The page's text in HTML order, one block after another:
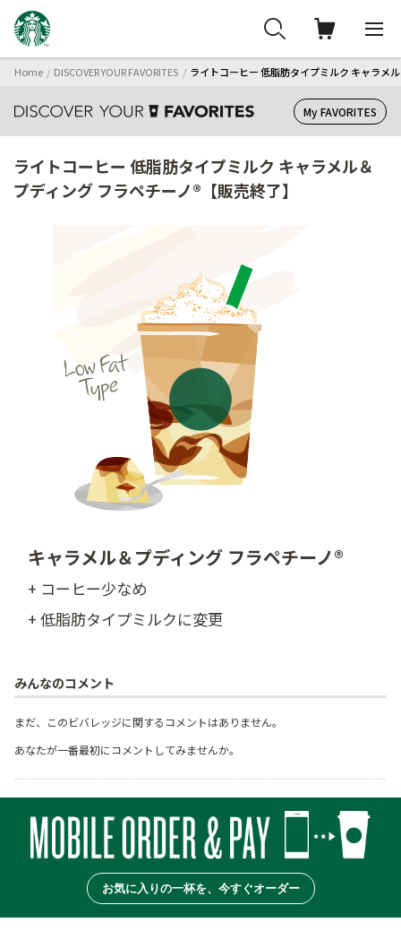
Home DISCOVER YOUR FAVORITES ライトコーヒー 低脂肪タイプミルク キャラメ
My FAVORITES
ライトコーヒー 低脂肪タイプミルク キャラメル＆
プディング フラペチーノ®【販売終了】
キャラメル＆プディング フラペチーノ®
+ コーヒー少なめ
+ 低脂肪タイプミルクに変更
みんなのコメント
まだ、このビバレッジに関するコメントはありません。
あなたが一番最初にコメントしてみませんか。
お気に入りの一杯を、今すぐオーダー